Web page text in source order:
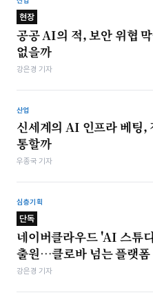
현장
공공 AI의 적, 보안 위협
없을까
강은경 기자
산업
신세계의 AI 인프라 베팅,
통할까
우종국 기자
심층기획
단독
네이버클라우드 'AI 스튜
출원…클로바 넘는 플랫폼
강은경 기자